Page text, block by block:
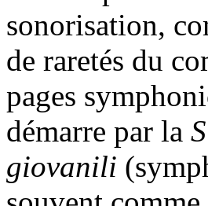
sonorisation,
de raretés du
pages
démarre par la
giovanili